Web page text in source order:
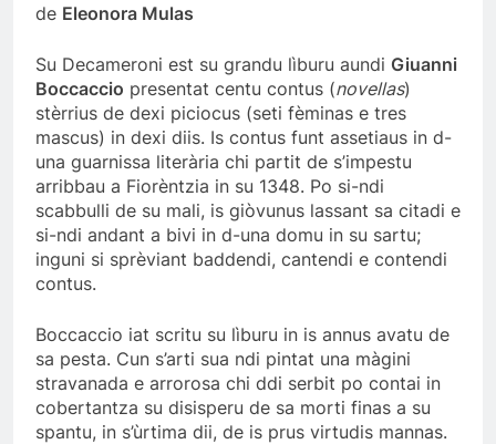
de Eleonora Mulas
Su Decameroni est su grandu lìburu aundi Giuanni
Boccaccio presentat centu contus (novellas)
stèrrius de dexi piciocus (seti fèminas e tres
mascus) in dexi diis. Is contus funt assetiaus in d-
una guarnissa literària chi partit de s’impestu
arribbau a Fiorèntzia in su 1348. Po si-ndi
scabbulli de su mali, is giòvunus lassant sa citadi e
si-ndi andant a bivi in d-una domu in su sartu;
inguni si sprèviant baddendi, cantendi e contendi
contus.
Boccaccio iat scritu su lìburu in is annus avatu de
sa pesta. Cun s’arti sua ndi pintat una màgini
stravanada e arrorosa chi ddi serbit po contai in
cobertantza su disisperu de sa morti finas a su
spantu, in s’ùrtima dii, de is prus virtudis mannas.